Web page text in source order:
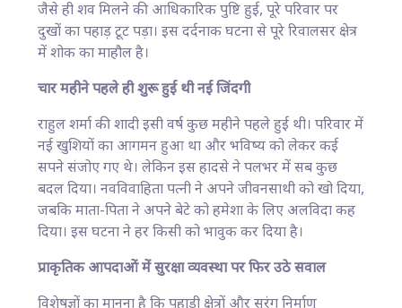
जैसे ही शव मिलने की आधिकारिक पुष्टि हुई, पूरे परिवार पर
दुखों का पहाड़ टूट पड़ा। इस दर्दनाक घटना से पूरे रिवालसर क्षेत्र
में शोक का माहौल है।
चार महीने पहले ही शुरू हुई थी नई जिंदगी
राहुल शर्मा की शादी इसी वर्ष कुछ महीने पहले हुई थी। परिवार में
नई खुशियों का आगमन हुआ था और भविष्य को लेकर कई
सपने संजोए गए थे। लेकिन इस हादसे ने पलभर में सब कुछ
बदल दिया। नवविवाहिता पत्नी ने अपने जीवनसाथी को खो दिया,
जबकि माता-पिता ने अपने बेटे को हमेशा के लिए अलविदा कह
दिया। इस घटना ने हर किसी को भावुक कर दिया है।
प्राकृतिक आपदाओं में सुरक्षा व्यवस्था पर फिर उठे सवाल